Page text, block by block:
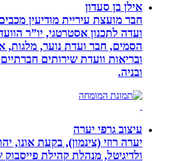
אילן בן סעדון
חבר מועצת עיריית מודיעין מכבים
ועדה לתכנון אסטרטגי, יו”ר הוועדה
הסמים, חבר ועדת נוער, מלגות,
ובריאות וועדת שירותים חברתיים,
עיצוב גרפי יערה
יערה רוזי (צינמון), בקעת אונו, יהוד,
ולדיגיטל, מנהלת קהילת פייסבוק של